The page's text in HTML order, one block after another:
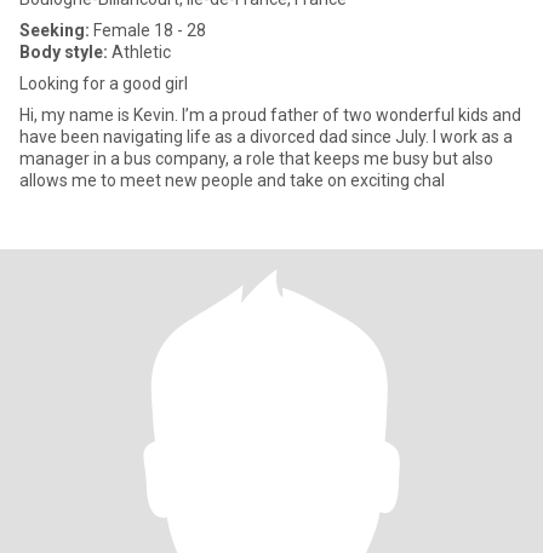
Seeking: Female 18 - 28
Body style: Athletic
Looking for a good girl
Hi, my name is Kevin. I’m a proud father of two wonderful kids and
have been navigating life as a divorced dad since July. I work as a
manager in a bus company, a role that keeps me busy but also
allows me to meet new people and take on exciting chal